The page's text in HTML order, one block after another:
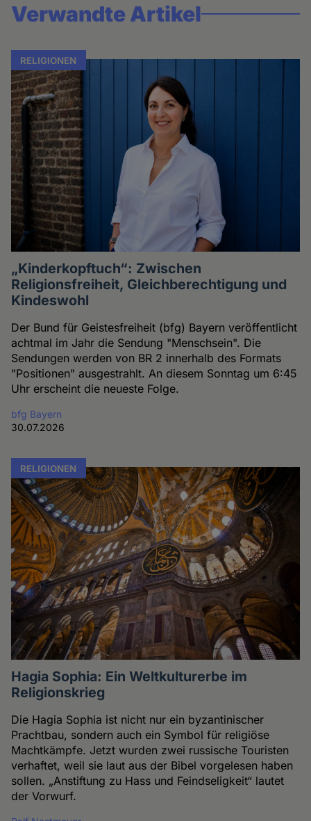
Verwandte Artikel
RELIGIONEN
„Kinderkopftuch“: Zwischen
Religionsfreiheit, Gleichberechtigung und
Kindeswohl
Der Bund für Geistesfreiheit (bfg) Bayern veröffentlicht
achtmal im Jahr die Sendung "Menschsein". Die
Sendungen werden von BR 2 innerhalb des Formats
"Positionen" ausgestrahlt. An diesem Sonntag um 6:45
Uhr erscheint die neueste Folge.
bfg Bayern
30.07.2026
RELIGIONEN
Hagia Sophia: Ein Weltkulturerbe im
Religionskrieg
Die Hagia Sophia ist nicht nur ein byzantinischer
Prachtbau, sondern auch ein Symbol für religiöse
Machtkämpfe. Jetzt wurden zwei russische Touristen
verhaftet, weil sie laut aus der Bibel vorgelesen haben
sollen. „Anstiftung zu Hass und Feindseligkeit“ lautet
der Vorwurf.